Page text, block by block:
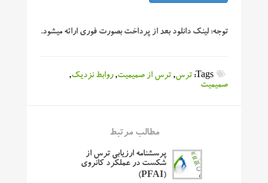
توجه: لینک دانلود بعد از پرداخت بصورت فوری ارائه میشود.
Tags: ترس,ترس از صمیمیت,روابط نزدیک,
صمیمیت
مطالب مرتبط
پرسشنامه ارزیابی ترس از
شکست در عملکرد کانروی
(PFAI)